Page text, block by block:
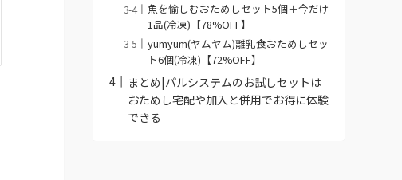
魚を愉しむおためしセット5個＋今だけ
1品(冷凍)【78%OFF】
yumyum(ヤムヤム)離乳食おためしセッ
ト6個(冷凍)【72%OFF】
まとめ|パルシステムのお試しセットは
おためし宅配や加入と併用でお得に体験
できる